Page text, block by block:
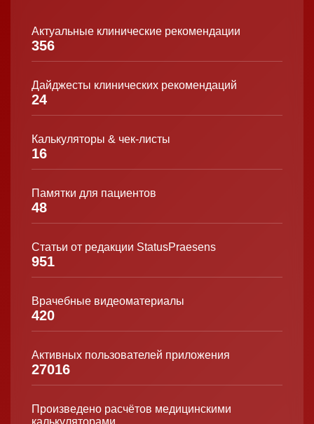
Актуальные клинические рекомендации
356
Дайджесты клинических рекомендаций
24
Калькуляторы & чек-листы
16
Памятки для пациентов
48
Статьи от редакции StatusPraesens
951
Врачебные видеоматериалы
420
Активных пользователей приложения
27016
Произведено расчётов медицинскими
калькуляторами